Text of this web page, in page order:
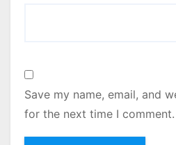
Save my name, email, and
for the next time I comment.